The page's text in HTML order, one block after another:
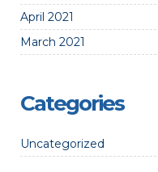
April 2021
March 2021
Categories
Uncategorized